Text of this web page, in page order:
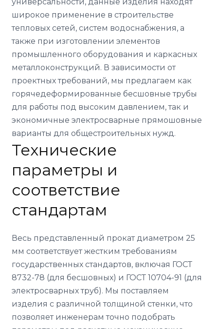
широкое применение в строительстве
тепловых сетей, систем водоснабжения, а
также при изготовлении элементов
промышленного оборудования и каркасных
металлоконструкций. В зависимости от
проектных требований, мы предлагаем как
горячедеформированные бесшовные трубы
для работы под высоким давлением, так и
экономичные электросварные прямошовные
варианты для общестроительных нужд.
Технические
параметры и
соответствие
стандартам
Весь представленный прокат диаметром 25
мм соответствует жестким требованиям
государственных стандартов, включая ГОСТ
8732-78 (для бесшовных) и ГОСТ 10704-91 (для
электросварных труб). Мы поставляем
изделия с различной толщиной стенки, что
позволяет инженерам точно подобрать